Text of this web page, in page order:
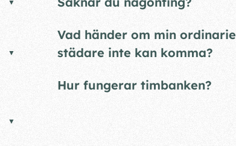
Vad händer om min ordinarie
städare inte kan komma?
Hur fungerar timbanken?